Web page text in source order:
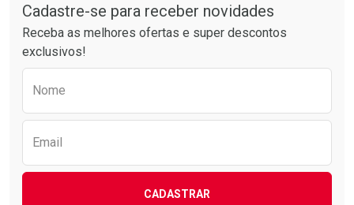
Cadastre-se para receber novidades
Receba as melhores ofertas e super descontos
exclusivos!
Nome
Email
CADASTRAR